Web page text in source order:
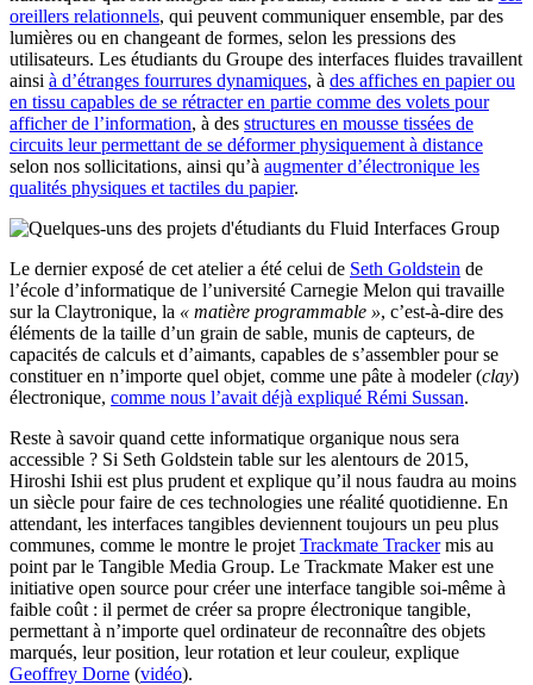
oreillers relationnels, qui peuvent communiquer ensemble, par des
lumières ou en changeant de formes, selon les pressions des
utilisateurs. Les étudiants du Groupe des interfaces fluides travaillent
ainsi à d’étranges fourrures dynamiques, à des affiches en papier ou
en tissu capables de se rétracter en partie comme des volets pour
afficher de l’information, à des structures en mousse tissées de
circuits leur permettant de se déformer physiquement à distance
selon nos sollicitations, ainsi qu’à augmenter d’électronique les
qualités physiques et tactiles du papier.
Le dernier exposé de cet atelier a été celui de Seth Goldstein de
l’école d’informatique de l’université Carnegie Melon qui travaille
sur la Claytronique, la « matière programmable », c’est-à-dire des
éléments de la taille d’un grain de sable, munis de capteurs, de
capacités de calculs et d’aimants, capables de s’assembler pour se
constituer en n’importe quel objet, comme une pâte à modeler (clay)
électronique, comme nous l’avait déjà expliqué Rémi Sussan.
Reste à savoir quand cette informatique organique nous sera
accessible ? Si Seth Goldstein table sur les alentours de 2015,
Hiroshi Ishii est plus prudent et explique qu’il nous faudra au moins
un siècle pour faire de ces technologies une réalité quotidienne. En
attendant, les interfaces tangibles deviennent toujours un peu plus
communes, comme le montre le projet Trackmate Trackermis au
point par le Tangible Media Group. Le Trackmate Maker est une
initiative open source pour créer une interface tangible soi-même à
faible coût : il permet de créer sa propre électronique tangible,
permettant à n’importe quel ordinateur de reconnaître des objets
marqués, leur position, leur rotation et leur couleur, explique
Geoffrey Dorne (vidéo).